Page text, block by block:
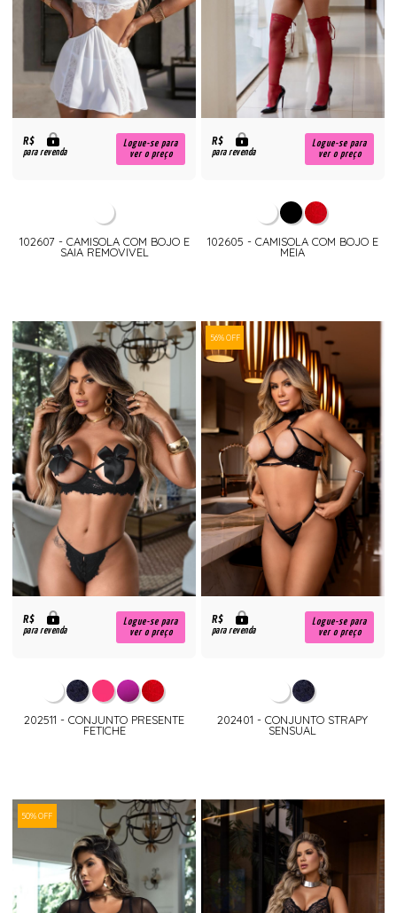
R$
para revenda
Logue-se para
ver o preço
102607 - CAMISOLA COM BOJO E
SAIA REMOVIVEL
R$
para revenda
Logue-se para
ver o preço
102605 - CAMISOLA COM BOJO E
MEIA
R$
para revenda
Logue-se para
ver o preço
202511 - CONJUNTO PRESENTE
FETICHE
56% OFF
R$
para revenda
Logue-se para
ver o preço
202401 - CONJUNTO STRAPY
SENSUAL
50% OFF